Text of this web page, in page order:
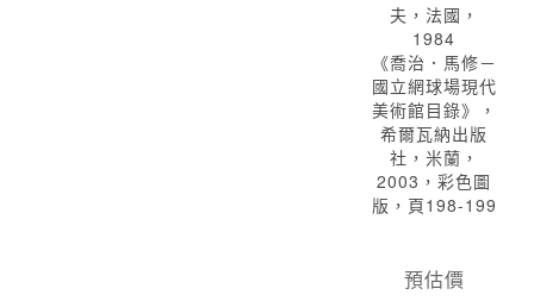
夫，法國，
1984
《喬治．馬修－
國立網球場現代
美術館目錄》，
希爾瓦納出版
社，米蘭，
2003，彩色圖
版，頁198-199
預估價